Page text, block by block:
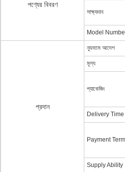
পণ্যের বিবরণ
সাক্ষ্যদান
Model
প্রদান
ন্যূনতম আদেশ
মূল্য
প্যাকেজিং
Delivery Time
Payment
Supply Ability